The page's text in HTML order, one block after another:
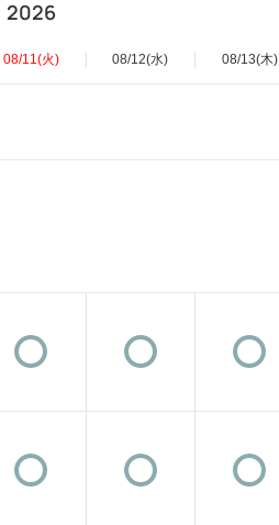
2026
08/11(火) 08/12(水) 08/13(木)